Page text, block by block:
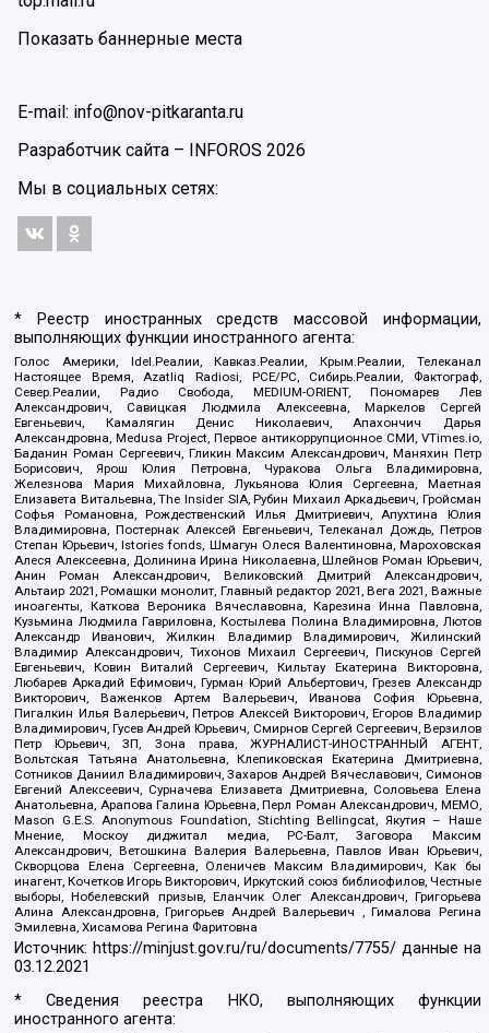
Показать баннерные места
E-mail: info@nov-pitkaranta.ru
Разработчик сайта –
INFOROS 2026
Мы в социальных сетях:
* Реестр иностранных средств массовой информации,
выполняющих функции иностранного агента:
Голос Америки, Idel.Реалии, Кавказ.Реалии, Крым.Реалии, Телеканал
Настоящее Время, Azatliq Radiosi, PCE/PC, Сибирь.Реалии, Фактограф,
Север.Реалии, Радио Свобода, MEDIUM-ORIENT, Пономарев Лев
Александрович, Савицкая Людмила Алексеевна, Маркелов Сергей
Евгеньевич, Камалягин Денис Николаевич, Апахончич Дарья
Александровна, Medusa Project, Первое антикоррупционное СМИ, VTimes.io,
Баданин Роман Сергеевич, Гликин Максим Александрович, Маняхин Петр
Борисович, Ярош Юлия Петровна, Чуракова Ольга Владимировна,
Железнова Мария Михайловна, Лукьянова Юлия Сергеевна, Маетная
Елизавета Витальевна, The Insider SIA, Рубин Михаил Аркадьевич, Гройсман
Софья Романовна, Рождественский Илья Дмитриевич, Апухтина Юлия
Владимировна, Постернак Алексей Евгеньевич, Телеканал Дождь, Петров
Степан Юрьевич, Istories fonds, Шмагун Олеся Валентиновна, Мароховская
Алеся Алексеевна, Долинина Ирина Николаевна, Шлейнов Роман Юрьевич,
Анин Роман Александрович, Великовский Дмитрий Александрович,
Альтаир 2021, Ромашки монолит, Главный редактор 2021, Вега 2021, Важные
иноагенты, Каткова Вероника Вячеславовна, Карезина Инна Павловна,
Кузьмина Людмила Гавриловна, Костылева Полина Владимировна, Лютов
Александр Иванович, Жилкин Владимир Владимирович, Жилинский
Владимир Александрович, Тихонов Михаил Сергеевич, Пискунов Сергей
Евгеньевич, Ковин Виталий Сергеевич, Кильтау Екатерина Викторовна,
Любарев Аркадий Ефимович, Гурман Юрий Альбертович, Грезев Александр
Викторович, Важенков Артем Валерьевич, Иванова София Юрьевна,
Пигалкин Илья Валерьевич, Петров Алексей Викторович, Егоров Владимир
Владимирович, Гусев Андрей Юрьевич, Смирнов Сергей Сергеевич, Верзилов
Петр Юрьевич, ЗП, Зона права, ЖУРНАЛИСТ-ИНОСТРАННЫЙ АГЕНТ,
Вольтская Татьяна Анатольевна, Клепиковская Екатерина Дмитриевна,
Сотников Даниил Владимирович, Захаров Андрей Вячеславович, Симонов
Евгений Алексеевич, Сурначева Елизавета Дмитриевна, Соловьева Елена
Анатольевна, Арапова Галина Юрьевна, Перл Роман Александрович, МЕМО,
Mason G.E.S. Anonymous Foundation, Stichting Bellingcat, Якутия – Наше
Мнение, Москоу диджитал медиа, РС-Балт, Заговора Максим
Александрович, Ветошкина Валерия Валерьевна, Павлов Иван Юрьевич,
Скворцова Елена Сергеевна, Оленичев Максим Владимирович, Как бы
инагент, Кочетков Игорь Викторович, Иркутский союз библиофилов, Честные
выборы, Нобелевский призыв, Еланчик Олег Александрович, Григорьева
Алина Александровна, Григорьев Андрей Валерьевич , Гималова Регина
Эмилевна, Хисамова Регина Фаритовна
Источник: https://minjust.gov.ru/ru/documents/7755/ данные на
03.12.2021
* Сведения реестра НКО, выполняющих функции
иностранного агента: